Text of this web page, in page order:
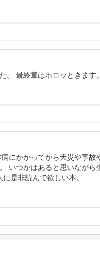
。 最終章はホロッときます。
にかかってから天災や事故
いつかはあると思いながら
是非読んで欲しい本。